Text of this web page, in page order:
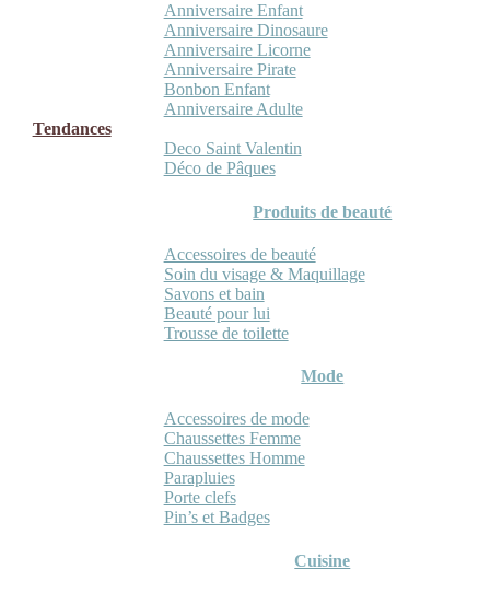
Anniversaire Enfant
Anniversaire Dinosaure
Anniversaire Licorne
Anniversaire Pirate
Bonbon Enfant
Anniversaire Adulte
Tendances
Deco Saint Valentin
Déco de Pâques
Produits de beauté
Accessoires de beauté
Soin du visage & Maquillage
Savons et bain
Beauté pour lui
Trousse de toilette
Mode
Accessoires de mode
Chaussettes Femme
Chaussettes Homme
Parapluies
Porte clefs
Pin’s et Badges
Cuisine